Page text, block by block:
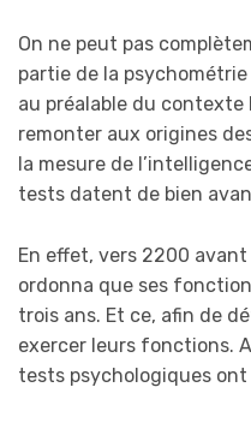
On ne peut pas
partie de la
au préalable du
remonter aux origines
la mesure de
tests datent de bien
En effet, vers 2200
ordonna que ses
trois ans. Et ce, afin de
exercer leurs fonctions.
tests psychologiques